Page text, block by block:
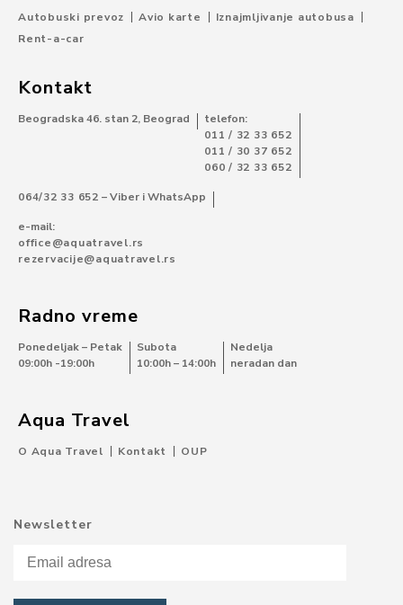
Autobuski prevoz Avio karte
Iznajmljivanje autobusa
Rent-a-car
Kontakt
Beogradska 46. stan 2, Beograd
telefon:
011 / 32 33 652
011 / 30 37 652
060 / 32 33 652
064/32 33 652 – Viber i WhatsApp
e-mail:
office@aquatravel.rs
rezervacije@aquatravel.rs
Radno vreme
Ponedeljak – Petak
09:00h -19:00h
Subota
10:00h – 14:00h
Nedelja
neradan dan
Aqua Travel
O Aqua Travel Kontakt OUP
Newsletter